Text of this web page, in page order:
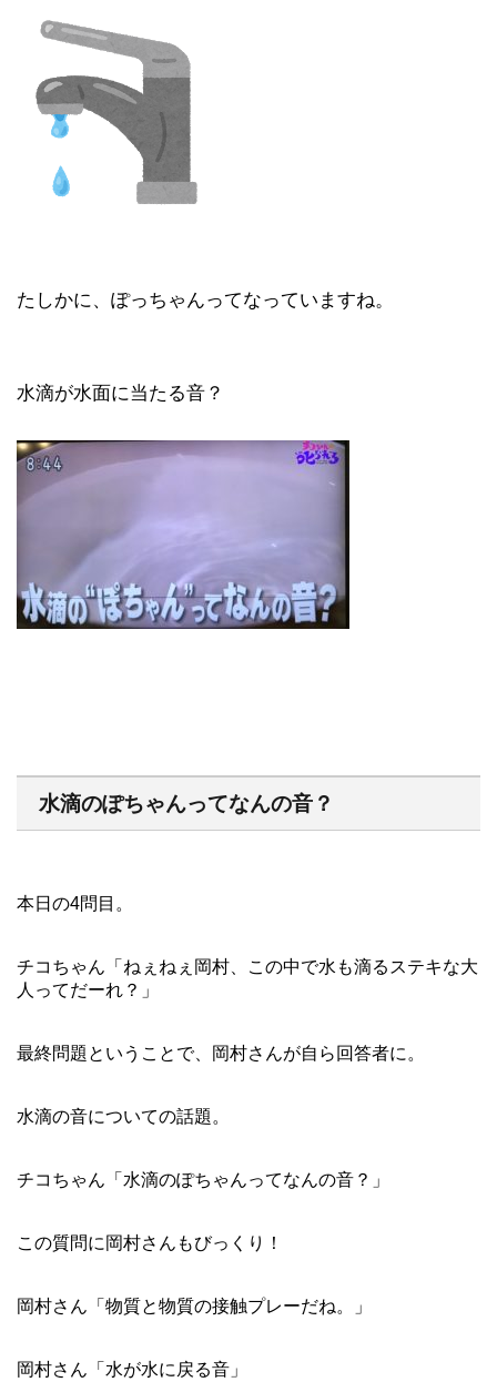
たしかに、ぽっちゃんってなっていますね。
水滴が水面に当たる音？
水滴のぽちゃんってなんの音？
本日の4問目。
チコちゃん「ねぇねぇ岡村、この中で水も滴るステキな大
人ってだーれ？」
最終問題ということで、岡村さんが自ら回答者に。
水滴の音についての話題。
チコちゃん「水滴のぽちゃんってなんの音？」
この質問に岡村さんもびっくり！
岡村さん「物質と物質の接触プレーだね。」
岡村さん「水が水に戻る音」